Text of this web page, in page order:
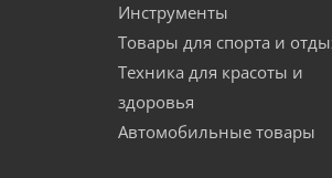
Инструменты
Товары для спорта и
Техника для красоты и
здоровья
Автомобильные товары